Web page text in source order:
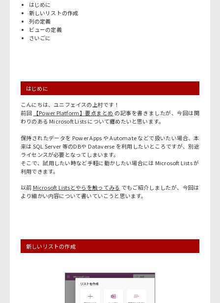
はじめに
新しいリストの作成
列の定義
ビューの定義
さいごに
はじめに
こんにちは、ユニフェイスの上村です！
前回
【Power Platform】要点まとめ の記事を書きましたが、今回は関
わりのある Microsoft Lists について纏めたいと思います。
保持されたデータを Power Apps や Automate などで扱いたい場合、本
来は SQL Server 等のDBや Dataverse を利用したいところですが、別途
ライセンスが必要となってしまいます。
そこで、試用したい時など手軽に動かしたい場合には Microsoft Lists が
利用できます。
以前 Microsoft Listsとやらを触ってみる でもご紹介しましたが、今回は
より細かい内容について書いていこうと思います。
新しいリストの作成